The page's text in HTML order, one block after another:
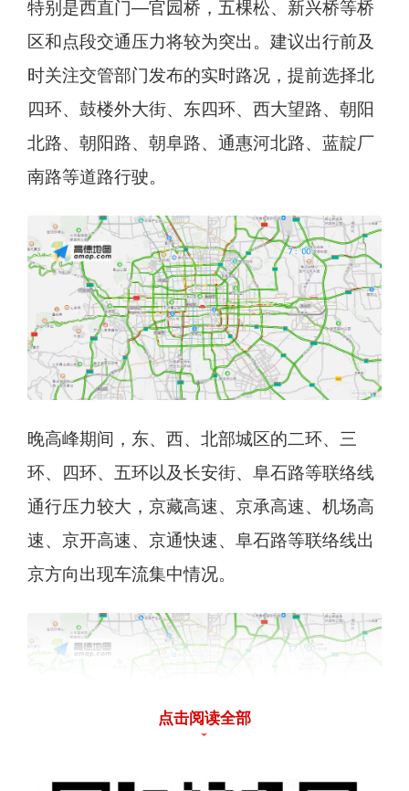
特别是西直门—官园桥，五棵松、新兴桥等桥
区和点段交通压力将较为突出。建议出行前及
时关注交管部门发布的实时路况，提前选择北
四环、鼓楼外大街、东四环、西大望路、朝阳
北路、朝阳路、朝阜路、通惠河北路、蓝靛厂
南路等道路行驶。
晚高峰期间，东、西、北部城区的二环、三
环、四环、五环以及长安街、阜石路等联络线
通行压力较大，京藏高速、京承高速、机场高
速、京开高速、京通快速、阜石路等联络线出
京方向出现车流集中情况。
点击阅读全部